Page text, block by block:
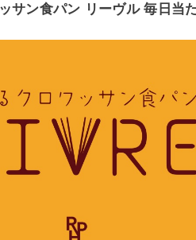
サン食パン リーヴル 毎日当